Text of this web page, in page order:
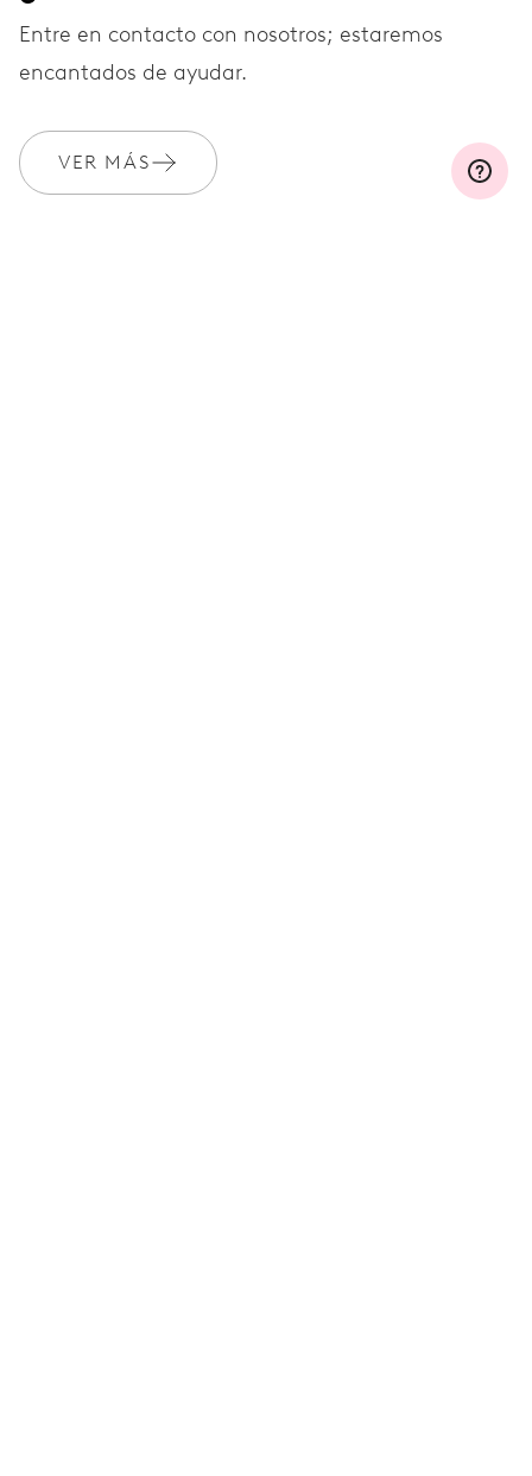
Entre en contacto con nosotros; estaremos
encantados de ayudar.
VER MÁS